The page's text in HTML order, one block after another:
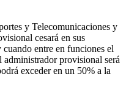
y Telecomunicaciones y
cesará en sus
entre en funciones el
provisional será
exceder en un 50% a la